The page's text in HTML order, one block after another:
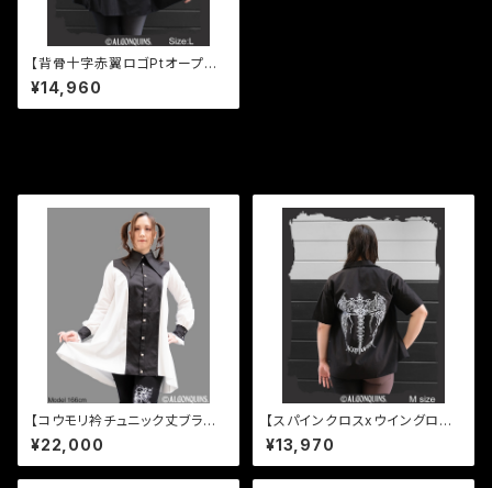
【背骨十字赤翼ロゴPtオープン
カラーシャツ】
¥14,960
【コウモリ衿チュニック丈ブラウ
ス】
¥22,000
【スパインクロスxウイングロゴ
Ptオープンカラーツイルシャツ】
¥13,970